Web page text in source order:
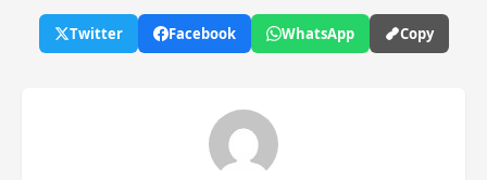
Twitter Facebook WhatsApp Copy